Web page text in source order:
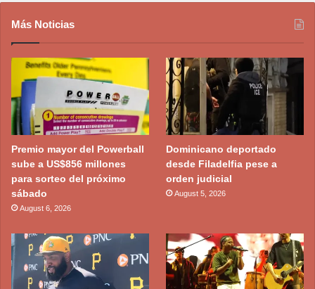
Más Noticias
Premio mayor del Powerball
sube a US$856 millones
para sorteo del próximo
sábado
August 6, 2026
Dominicano deportado
desde Filadelfia pese a
orden judicial
August 5, 2026